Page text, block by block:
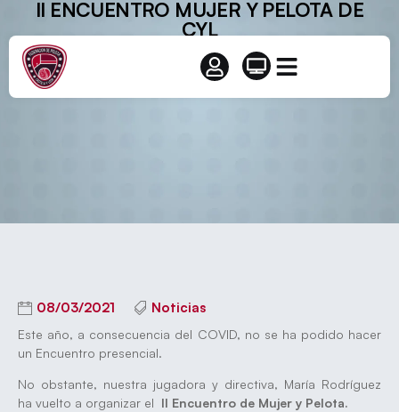
II ENCUENTRO MUJER Y PELOTA DE
CYL
08/03/2021 Noticias
Este año, a consecuencia del COVID, no se ha podido hacer
un Encuentro presencial.
No obstante, nuestra jugadora y directiva, María Rodríguez
ha vuelto a organizar el II Encuentro de Mujer y Pelota.